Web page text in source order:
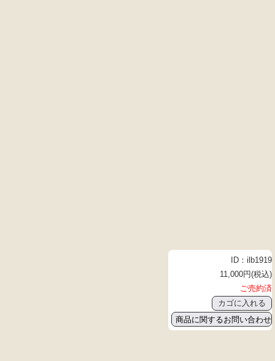
ID：ilb1919
11,000円(税込)
ご売約済
商品に関するお問い合わせ